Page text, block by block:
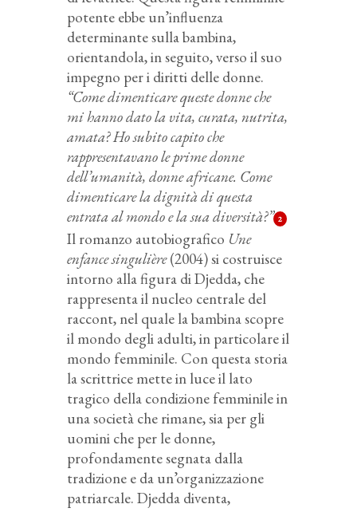
potente ebbe un’influenza
determinante sulla bambina,
orientandola, in seguito, verso il suo
impegno per i diritti delle donne.
“Come dimenticare queste donne che
mi hanno dato la vita, curata, nutrita,
amata? Ho subito capito che
rappresentavano le prime donne
dell’umanità, donne africane. Come
dimenticare la dignità di questa
entrata al mondo e la sua diversità?” 2
Il romanzo autobiografico Une
enfance singulière(2004) si costruisce
intorno alla figura di Djedda, che
rappresenta il nucleo centrale del
raccont, nel quale la bambina scopre
il mondo degli adulti, in particolare il
mondo femminile. Con questa storia
la scrittrice mette in luce il lato
tragico della condizione femminile in
una società che rimane, sia per gli
uomini che per le donne,
profondamente segnata dalla
tradizione e da un’organizzazione
patriarcale. Djedda diventa,